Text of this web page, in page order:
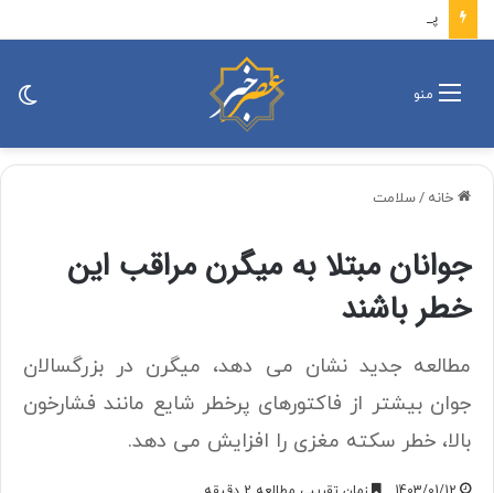
منو
خانه /سلامت
جوانان مبتلا به میگرن مراقب این
خطر باشند
مطالعه جدید نشان می دهد، میگرن در بزرگسالان
جوان بیشتر از فاکتورهای پرخطر شایع مانند فشارخون
بالا، خطر سکته مغزی را افزایش می دهد.